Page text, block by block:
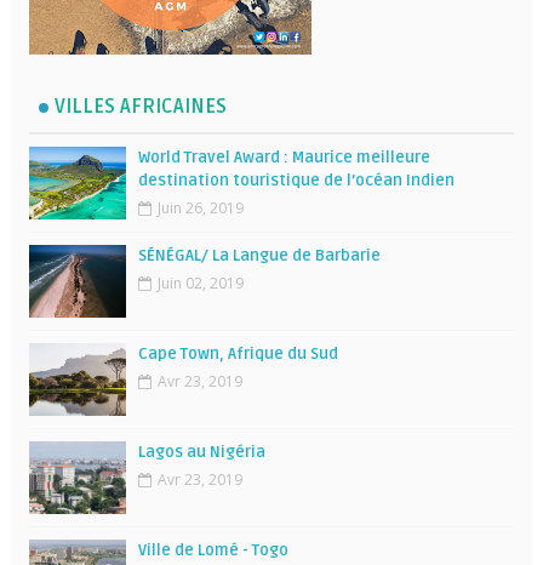
VILLES AFRICAINES
World Travel Award : Maurice meilleure
destination touristique de l’océan Indien
Juin 26, 2019
SÉNÉGAL/ La Langue de Barbarie
Juin 02, 2019
Cape Town, Afrique du Sud
Avr 23, 2019
Lagos au Nigéria
Avr 23, 2019
Ville de Lomé - Togo